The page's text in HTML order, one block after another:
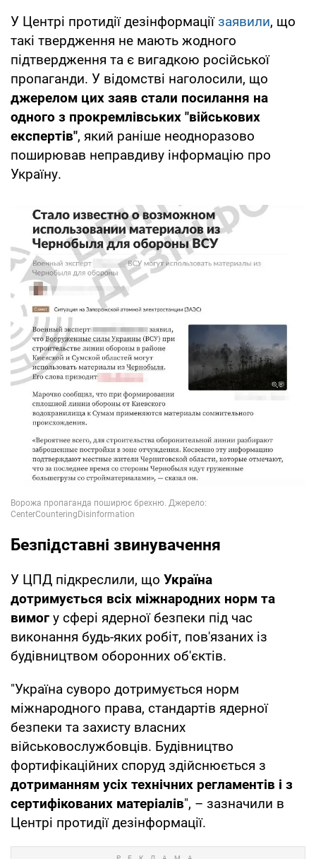
У Центрі протидії дезінформаціїзаявили, що
такі твердження не мають жодного
підтвердження та є вигадкою російської
пропаганди. У відомстві наголосили, що
джерелом цих заяв стали посилання на
одного з прокремлівських "військових
експертів", який раніше неодноразово
поширював неправдиву інформацію про
Україну.
Безпідставні звинувачення
У ЦПД підкреслили, що Україна
дотримується всіх міжнародних норм та
вимог у сфері ядерної безпеки під час
виконання будь-яких робіт, пов'язаних із
будівництвом оборонних об'єктів.
"Україна суворо дотримується норм
міжнародного права, стандартів ядерної
безпеки та захисту власних
військовослужбовців. Будівництво
фортифікаційних споруд здійснюється з
дотриманням усіх технічних регламентів і з
сертифікованих матеріалів", – зазначили в
Центрі протидії дезінформації.